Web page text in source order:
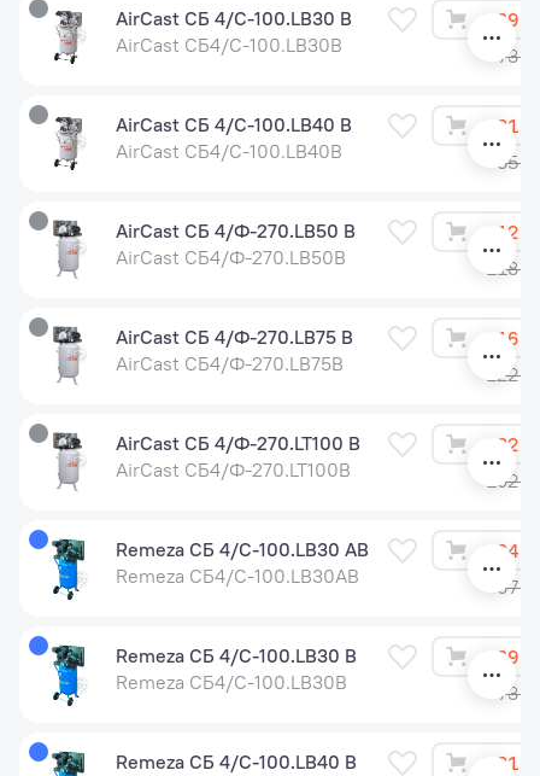
AirCast СБ 4/С-100.LB30 В
AirCast СБ4/С-100.LB30В
69
73
AirCast СБ 4/С-100.LB40 В
AirCast СБ4/С-100.LB40В
81
85
AirCast СБ 4/Ф-270.LB50 В
AirCast СБ4/Ф-270.LB50В
112
118
AirCast СБ 4/Ф-270.LB75 В
AirCast СБ4/Ф-270.LB75В
116
122
AirCast СБ 4/Ф-270.LT100 В
AirCast СБ4/Ф-270.LT100В
182
192
Remeza СБ 4/С-100.LB30 АВ
Remeza СБ4/С-100.LB30АВ
64
67
Remeza СБ 4/С-100.LB30 В
Remeza СБ4/С-100.LB30В
69
73
Remeza СБ 4/С-100.LB40 В
81